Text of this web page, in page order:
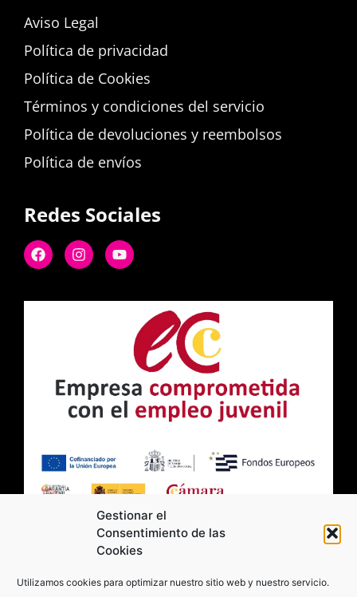
Gestionar el
Consentimiento de las
Cookies
Utilizamos cookies para optimizar nuestro sitio web y nuestro servicio.
Aviso Legal
Política de privacidad
Política de Cookies
Términos y condiciones del servicio
Política de devoluciones y reembolsos
Política de envíos
Redes Sociales
2026 Moviltick technologies. Todos los